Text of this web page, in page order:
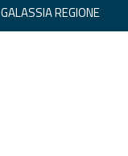
GALASSIA REGIONE